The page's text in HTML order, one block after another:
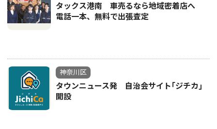
タックス港南 車売るなら地域密着店へ
電話一本、無料で出張査定
神奈川区
タウンニュース発 自治会サイト｢ジチカ｣
開設